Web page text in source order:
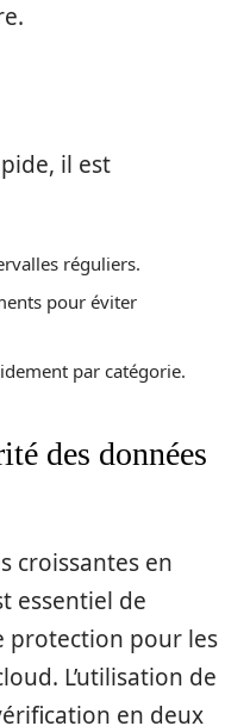
il est
réguliers.
pour éviter
par catégorie.
des données
croissantes en
essentiel de
protection pour les
L’utilisation de
en deux